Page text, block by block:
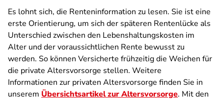
Es lohnt sich, die Renteninformation zu lesen. Sie ist eine
erste Orientierung, um sich der späteren Rentenlücke als
Unterschied zwischen den Lebenshaltungskosten im
Alter und der voraussichtlichen Rente bewusst zu
werden. So können Versicherte frühzeitig die Weichen für
die private Altersvorsorge stellen. Weitere
Informationen zur privaten Altersvorsorge finden Sie in
unserem Übersichtsartikel zur Altersvorsorge. Mit den